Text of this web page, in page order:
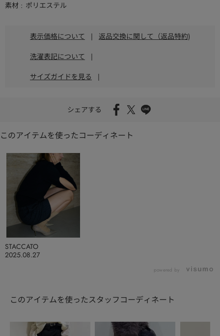
素材
ポリエステル
表示価格について | 返品交換に関して（返品特約)
洗濯表記について |
サイズガイドを見る |
シェアする
このアイテムを使ったコーディネート
2025.08.27
STACCATO
powered by
このアイテムを使ったスタッフコーディネート